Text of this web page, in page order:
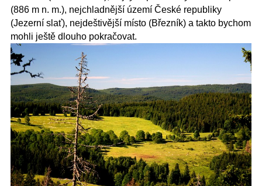
(886 m n. m.), nejchladnější území České republiky
(Jezerní slať), nejdeštivější místo (Březník) a takto bychom
mohli ještě dlouho pokračovat.